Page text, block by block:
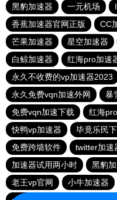
黑豹加速器
一元机场
香蕉加速器官网正版
CC
芒果加速器
星空加速器
白鲸加速器
红海pro加速
永久不收费的vp加速器2023
永久免费vqn加速外网
暴
免费vqn加速下载
红海
快鸭vp加速器
毕竟乐民
免费跨墙软件
twitter加速
加速器试用两小时
黑豹
老王vp官网
小牛加速器